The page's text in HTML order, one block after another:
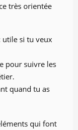
très orientée
utile si tu veux
pour suivre les
quand tu as
qui font